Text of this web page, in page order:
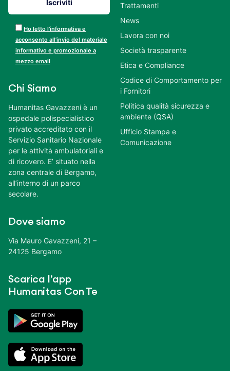
Ho letto l’informativa e
acconsento all’invio del materiale
informativo e promozionale a
mezzo email
Chi Siamo
Humanitas Gavazzeni è un
ospedale polispecialistico
privato accreditato con il
Servizio Sanitario Nazionale
per le attività ambulatoriali e
di ricovero. E’ situato nella
zona centrale di Bergamo,
all’interno di un parco
secolare.
Dove siamo
Via Mauro Gavazzeni, 21 –
24125 Bergamo
Scarica l’app
Humanitas Con Te
Trattamenti
News
Lavora con noi
Società trasparente
Etica e Compliance
Codice di Comportamento per
i Fornitori
Politica qualità sicurezza e
ambiente (QSA)
Ufficio Stampa e
Comunicazione